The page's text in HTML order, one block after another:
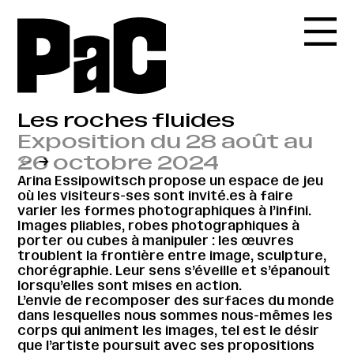
Les roches fluides
Exposition du 28 août au
26 octobre 2024
← →
Arina Essipowitsch propose un espace de jeu
où les visiteurs-ses sont invité.es à faire
varier les formes photographiques à l’infini.
Images pliables, robes photographiques à
porter ou cubes à manipuler : les œuvres
troublent la frontière entre image, sculpture,
chorégraphie. Leur sens s’éveille et s’épanouit
lorsqu’elles sont mises en action.
L’envie de recomposer des surfaces du monde
dans lesquelles nous sommes nous-mêmes les
corps qui animent les images, tel est le désir
que l’artiste poursuit avec ses propositions